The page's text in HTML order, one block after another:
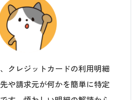
クレジットカードの利用明細
や請求元が何かを簡単に特定